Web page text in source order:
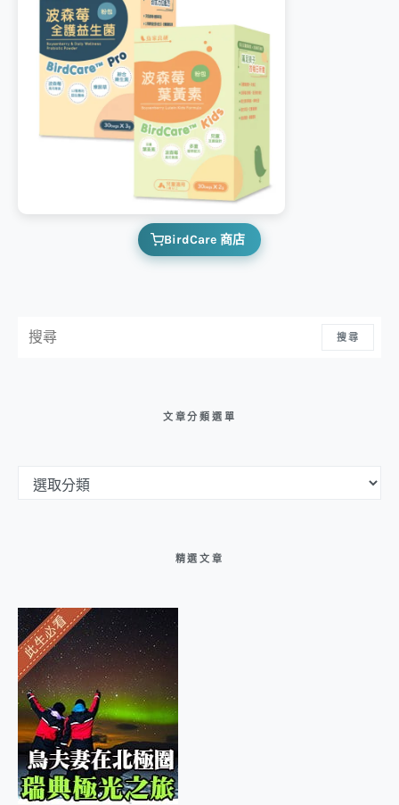
BirdCare 商店
搜尋
文章分類選單
精選文章